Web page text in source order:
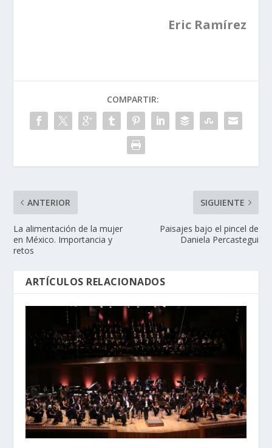
Eric Ramírez
COMPARTIR:
ANTERIOR
La alimentación de la mujer
en México. Importancia y
retos
SIGUIENTE
Paisajes bajo el pincel de
Daniela Percastegui
ARTÍCULOS RELACIONADOS